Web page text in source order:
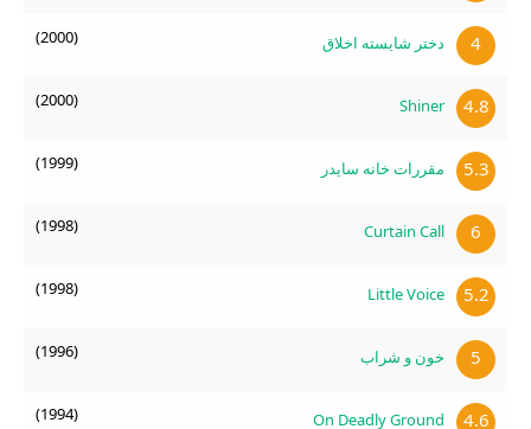
4 دختر شایسته اخلاق (2000)
4.8
Shiner
(2000)
5.3 مقررات خانه سایدر (1999)
6
Curtain Call
(1998)
5.2
Little Voice
(1998)
5 خون و شراب (1996)
4.6
On Deadly Ground
(1994)